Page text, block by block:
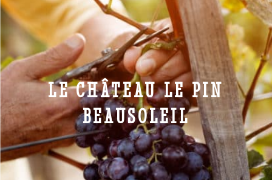
LE CHÂTEAU LE PIN
BEAUSOLEIL